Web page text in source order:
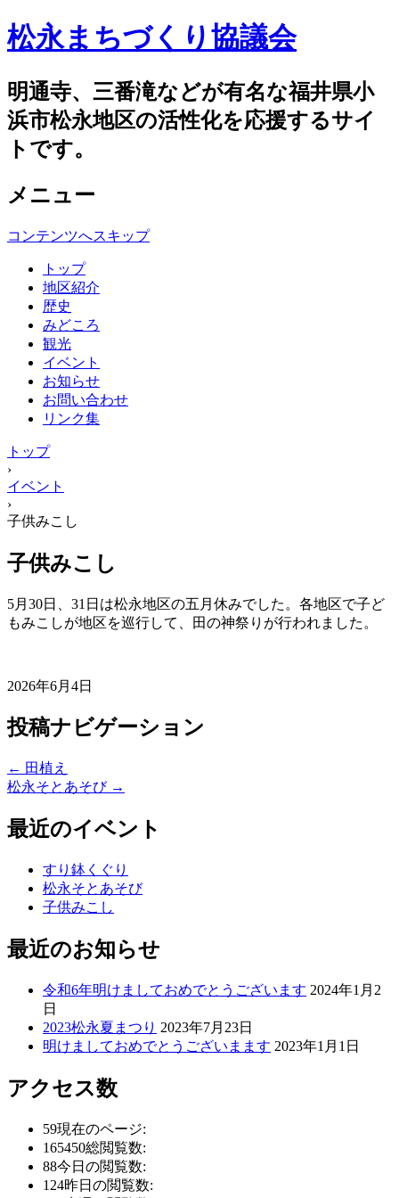
松永まちづくり協議会
明通寺、三番滝などが有名な福井県小
浜市松永地区の活性化を応援するサイ
トです。
メニュー
コンテンツへスキップ
トップ
地区紹介
歴史
みどころ
観光
イベント
お知らせ
お問い合わせ
リンク集
トップ
›
イベント
›
子供みこし
子供みこし
5月30日、31日は松永地区の五月休みでした。各地区で子ど
もみこしが地区を巡行して、田の神祭りが行われました。
2026年6月4日
投稿ナビゲーション
← 田植え
松永そとあそび →
最近のイベント
すり鉢くぐり
松永そとあそび
子供みこし
最近のお知らせ
令和6年明けましておめでとうございます 2024年1月2
日
2023松永夏まつり 2023年7月23日
明けましておめでとうございまます 2023年1月1日
アクセス数
59現在のページ:
165450総閲覧数:
88今日の閲覧数:
124昨日の閲覧数: